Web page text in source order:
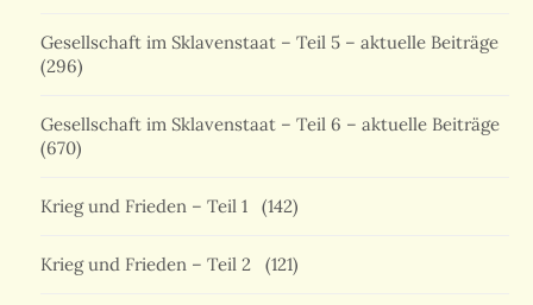
Gesellschaft im Sklavenstaat – Teil 5 – aktuelle Beiträge
(296)
Gesellschaft im Sklavenstaat – Teil 6 – aktuelle Beiträge
(670)
Krieg und Frieden – Teil 1 (142)
Krieg und Frieden – Teil 2 (121)